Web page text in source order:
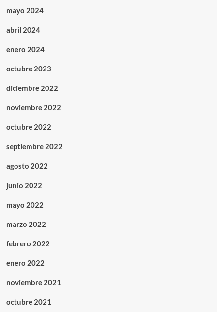
mayo 2024
abril 2024
enero 2024
octubre 2023
diciembre 2022
noviembre 2022
octubre 2022
septiembre 2022
agosto 2022
junio 2022
mayo 2022
marzo 2022
febrero 2022
enero 2022
noviembre 2021
octubre 2021